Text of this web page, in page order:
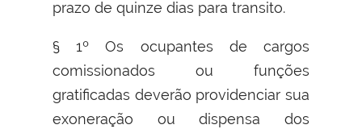
prazo de quinze dias para transito.
§ 1º Os ocupantes de cargos
comissionados ou funções
gratificadas deverão providenciar sua
exoneração ou dispensa dos